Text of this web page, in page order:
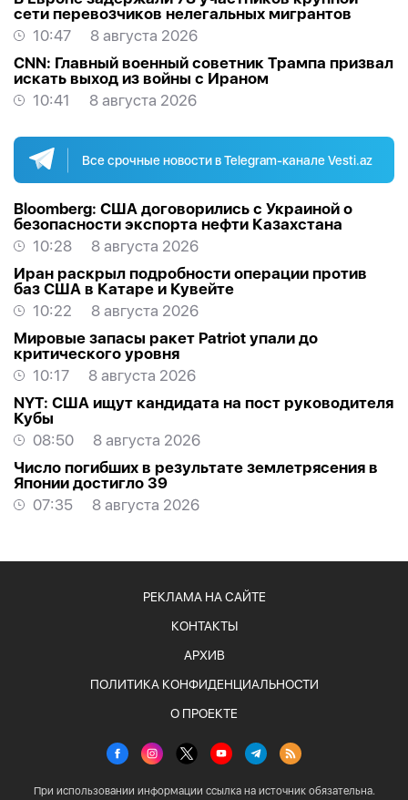
сети перевозчиков нелегальных мигрантов
10:47
8 августа 2026
CNN: Главный военный советник Трампа призвал
искать выход из войны с Ираном
10:41
8 августа 2026
Все срочные новости в Telegram-канале Vesti.az
Bloomberg: США договорились с Украиной о
безопасности экспорта нефти Казахстана
10:28
8 августа 2026
Иран раскрыл подробности операции против
баз США в Катаре и Кувейте
10:22
8 августа 2026
Мировые запасы ракет Patriot упали до
критического уровня
10:17
8 августа 2026
NYT: США ищут кандидата на пост руководителя
Кубы
08:50
8 августа 2026
Число погибших в результате землетрясения в
Японии достигло 39
07:35
8 августа 2026
РЕКЛАМА НА САЙТЕ
КОНТАКТЫ
АРХИВ
ПОЛИТИКА КОНФИДЕНЦИАЛЬНОСТИ
О ПРОЕКТЕ
При использовании информации ссылка на источник обязательна.